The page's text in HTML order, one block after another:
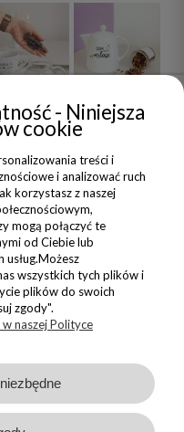
pierwsze Nadzwyczajne
ZAPISZ SIĘ
informacji handlowych na
danych w związku z
- Niniejsza
cookie
treści i
i analizować ruch
korzystasz z naszej
mogą połączyć te
od Ciebie lub
usług.Możesz
wszystkich tych plików i
plików do swoich
zgody".
naszej Polityce